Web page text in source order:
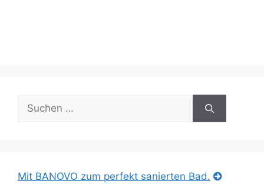
Suche
nach:
Mit BANOVO zum perfekt sanierten Bad.